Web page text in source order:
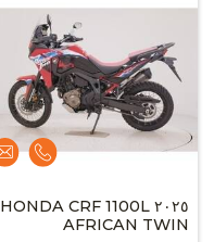
٢٠٢٥ HONDA CRF 1100L
AFRICAN TWIN